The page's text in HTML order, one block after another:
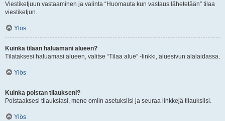
Viestiketjuun vastaaminen ja valinta “Huomauta kun vastaus lähetetään” tilaa
viestiketjun.
Ylös
Kuinka tilaan haluamani alueen?
Tilataksesi haluamasi alueen, valitse “Tilaa alue” -linkki, aluesivun alalaidassa.
Ylös
Kuinka poistan tilaukseni?
Poistaaksesi tilauksiasi, mene omiin asetuksiisi ja seuraa linkkejä tilauksiisi.
Ylös